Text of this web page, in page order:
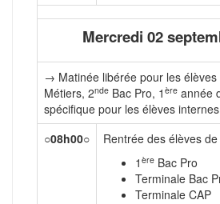
Mercredi 02
→ Matinée libérée pour les élèves
Métiers, 2nde Bac Pro, 1 ère année
spécifique pour les élèves internes
○08h00○
Rentrée des élèves de
1 ère Bac Pro
Terminale Bac
Terminale CAP